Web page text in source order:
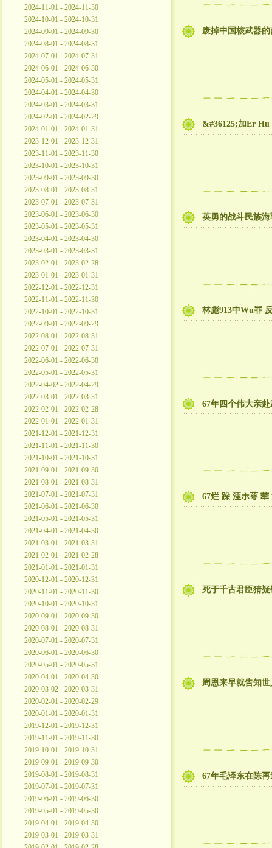
2024-11-01 - 2024-11-30
2024-10-01 - 2024-10-31
2024-09-01 - 2024-09-30
2024-08-01 - 2024-08-31
2024-07-01 - 2024-07-31
2024-06-01 - 2024-06-30
2024-05-01 - 2024-05-31
2024-04-01 - 2024-04-30
2024-03-01 - 2024-03-31
2024-02-01 - 2024-02-29
2024-01-01 - 2024-01-31
2023-12-01 - 2023-12-31
2023-11-01 - 2023-11-30
2023-10-01 - 2023-10-31
2023-09-01 - 2023-09-30
2023-08-01 - 2023-08-31
2023-07-01 - 2023-07-31
2023-06-01 - 2023-06-30
2023-05-01 - 2023-05-31
2023-04-01 - 2023-04-30
2023-03-01 - 2023-03-31
2023-02-01 - 2023-02-28
2023-01-01 - 2023-01-31
2022-12-01 - 2022-12-31
2022-11-01 - 2022-11-30
2022-10-01 - 2022-10-31
2022-09-01 - 2022-09-29
2022-08-01 - 2022-08-31
2022-07-01 - 2022-07-31
2022-06-01 - 2022-06-30
2022-05-01 - 2022-05-31
2022-04-02 - 2022-04-29
2022-03-01 - 2022-03-31
2022-02-01 - 2022-02-28
2022-01-01 - 2022-01-31
2021-12-01 - 2021-12-31
2021-11-01 - 2021-11-30
2021-10-01 - 2021-10-31
2021-09-01 - 2021-09-30
2021-08-01 - 2021-08-31
2021-07-01 - 2021-07-31
2021-06-01 - 2021-06-30
2021-05-01 - 2021-05-31
2021-04-01 - 2021-04-30
2021-03-01 - 2021-03-31
2021-02-01 - 2021-02-28
2021-01-01 - 2021-01-31
2020-12-01 - 2020-12-31
2020-11-01 - 2020-11-30
2020-10-01 - 2020-10-31
2020-09-01 - 2020-09-30
2020-08-01 - 2020-08-31
2020-07-01 - 2020-07-31
2020-06-01 - 2020-06-30
2020-05-01 - 2020-05-31
2020-04-01 - 2020-04-30
2020-03-02 - 2020-03-31
2020-02-01 - 2020-02-29
2020-01-01 - 2020-01-31
2019-12-01 - 2019-12-31
2019-11-01 - 2019-11-30
2019-10-01 - 2019-10-31
2019-09-01 - 2019-09-30
2019-08-01 - 2019-08-31
2019-07-01 - 2019-07-31
2019-06-01 - 2019-06-30
2019-05-01 - 2019-05-30
2019-04-01 - 2019-04-30
2019-03-01 - 2019-03-31
废掉中国核武器
&#36125;加Er
英勇的战斗民族
林彪913中Wu罪
67年四个伟大亲赴
67烂 跺 湮ホ萼 荦
死于千古君臣猜
周恩来早就告知
67年毛泽东在陈